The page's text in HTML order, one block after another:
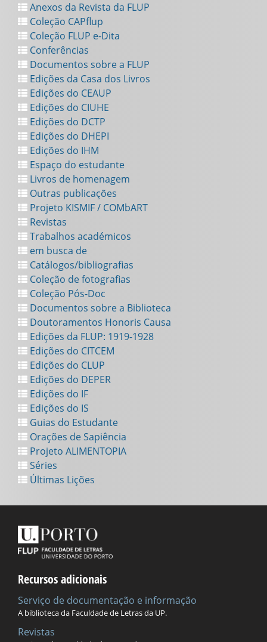
Anexos da Revista da FLUP
Coleção CAPflup
Coleção FLUP e-Dita
Conferências
Documentos sobre a FLUP
Edições da Casa dos Livros
Edições do CEAUP
Edições do CIUHE
Edições do DCTP
Edições do DHEPI
Edições do IHM
Espaço do estudante
Livros de homenagem
Outras publicações
Projeto KISMIF / COMbART
Revistas
Trabalhos académicos
em busca de
Catálogos/bibliografias
Coleção de fotografias
Coleção Pós-Doc
Documentos sobre a Biblioteca
Doutoramentos Honoris Causa
Edições da FLUP: 1919-1928
Edições do CITCEM
Edições do CLUP
Edições do DEPER
Edições do IF
Edições do IS
Guias do Estudante
Orações de Sapiência
Projeto ALIMENTOPIA
Séries
Últimas Lições
Recursos adicionais
Serviço de documentação e informação
A biblioteca da Faculdade de Letras da UP.
Revistas